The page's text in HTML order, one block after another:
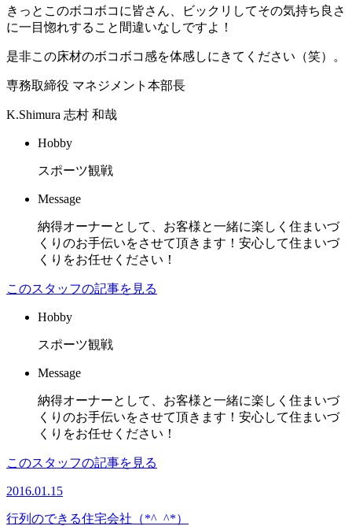
きっとこのボコボコに皆さん、ビックリしてその気持ち良さ
に一目惚れすること間違いなしですよ！
是非この床材のボコボコ感を体感しにきてください（笑）。
専務取締役 マネジメント本部長
K.Shimura 志村 和哉
Hobby
スポーツ観戦
Message
納得オーナーとして、お客様と一緒に楽しく住まいづ
くりのお手伝いをさせて頂きます！安心して住まいづ
くりをお任せください！
このスタッフの記事を見る
Hobby
スポーツ観戦
Message
納得オーナーとして、お客様と一緒に楽しく住まいづ
くりのお手伝いをさせて頂きます！安心して住まいづ
くりをお任せください！
このスタッフの記事を見る
2016.01.15
行列のできる住宅会社（*^_^*）